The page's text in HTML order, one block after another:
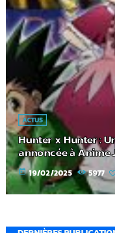
ACTUS
Hunter x Hunter :
annoncée à Anime
today 19/02/2025 5977